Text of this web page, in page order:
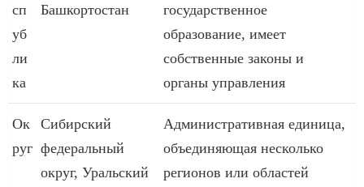
сп
уб
ли
ка
Башкортостан
государственное
образование, имеет
собственные законы и
органы управления
Ок
руг
Сибирский
федеральный
округ, Уральский
Административная единица,
объединяющая несколько
регионов или областей